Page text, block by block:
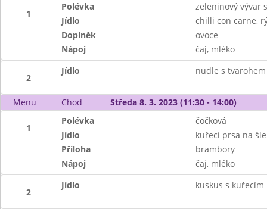
1
Polévka
zeleninový vývar
Jídlo
chilli con carne,
Doplněk
ovoce
Nápoj
čaj, mléko
2
Jídlo nudle s tvarohem
Menu Chod Středa 8. 3. 2023 (11:30 - 14:00)
1
Polévka
čočková
Jídlo
kuřecí prsa na
Příloha
brambory
Nápoj
čaj, mléko
2
Jídlo kuskus s